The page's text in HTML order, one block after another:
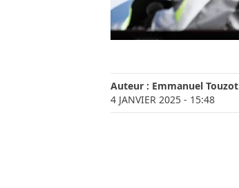
Auteur : Emmanuel Touzot
4 JANVIER 2025 - 15:48